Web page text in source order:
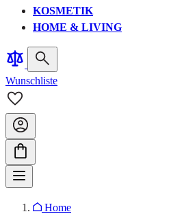
KOSMETIK
HOME & LIVING
Wunschliste
Home